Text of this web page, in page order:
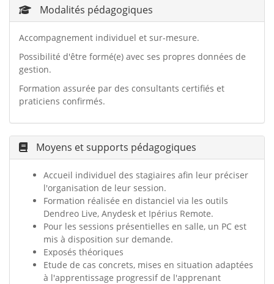
Modalités pédagogiques
Accompagnement individuel et sur-mesure.
Possibilité d'être formé(e) avec ses propres données de
gestion.
Formation assurée par des consultants certifiés et
praticiens confirmés.
Moyens et supports pédagogiques
Accueil individuel des stagiaires afin leur préciser
l'organisation de leur session.
Formation réalisée en distanciel via les outils
Dendreo Live, Anydesk et Ipérius Remote.
Pour les sessions présentielles en salle, un PC est
mis à disposition sur demande.
Exposés théoriques
Etude de cas concrets, mises en situation adaptées
à l'apprentissage progressif de l'apprenant